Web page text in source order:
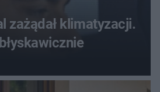
zażądał klimatyzacji.